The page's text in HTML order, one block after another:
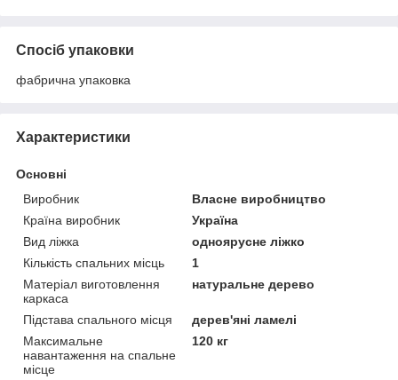
Спосіб упаковки
фабрична упаковка
Характеристики
Основні
Виробник
Власне виробництво
Країна виробник
Україна
Вид ліжка
одноярусне ліжко
Кількість спальних місць
1
Матеріал виготовлення
каркаса
натуральне дерево
Підстава спального місця
дерев'яні ламелі
Максимальне
навантаження на спальне
місце
120 кг